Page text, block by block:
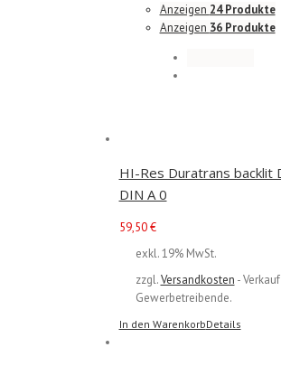
Anzeigen 24 Produkte
Anzeigen 36 Produkte
HI-Res Duratrans backlit
DIN A 0
59,50€
exkl. 19% MwSt.
zzgl.Versandkosten -
Gewerbetreibende.
In den WarenkorbDetails